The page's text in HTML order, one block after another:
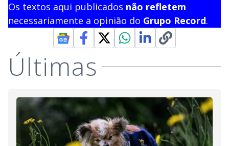
Os textos aqui publicados não refletem
necessariamente a opinião do Grupo Record.
Últimas